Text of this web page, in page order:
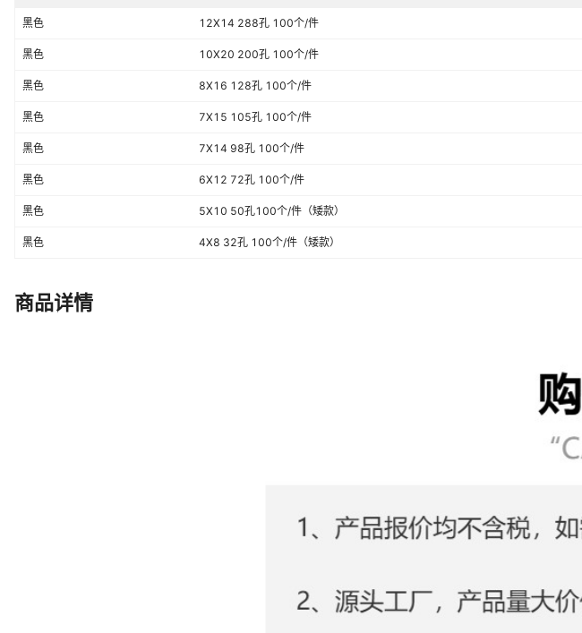
黑色 12X14 288孔 100个/件
黑色 10X20 200孔 100个/件
黑色 8X16 128孔 100个/件
黑色 7X15 105孔 100个/件
黑色 7X14 98孔 100个/件
黑色 6X12 72孔 100个/件
黑色 5X10 50孔100个/件（矮款）
黑色 4X8 32孔 100个/件（矮款）
商品详情